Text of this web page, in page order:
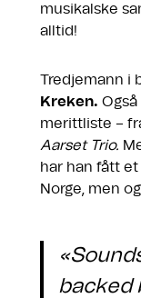
musikalske
alltid!
Tredjemann i
Kreken.
merittliste –
Aarset Trio.
har han fått
Norge, men
backed